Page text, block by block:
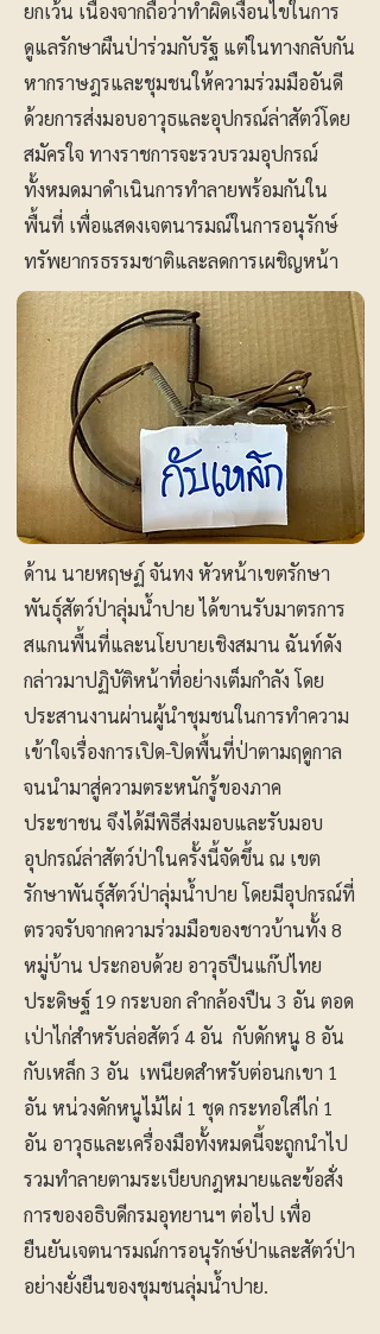
ยกเว้น เนื่องจากถือว่าทำผิดเงื่อนไขในการ
ดูแลรักษาผืนป่าร่วมกับรัฐ แต่ในทางกลับกัน
หากราษฎรและชุมชนให้ความร่วมมืออันดี
ด้วยการส่งมอบอาวุธและอุปกรณ์ล่าสัตว์โดย
สมัครใจ ทางราชการจะรวบรวมอุปกรณ์
ทั้งหมดมาดำเนินการทำลายพร้อมกันใน
พื้นที่ เพื่อแสดงเจตนารมณ์ในการอนุรักษ์
ทรัพยากรธรรมชาติและลดการเผชิญหน้า
ด้าน นายหฤษฏ์ จันทง หัวหน้าเขตรักษา
พันธุ์สัตว์ป่าลุ่มน้ำปาย ได้ขานรับมาตรการ
สแกนพื้นที่และนโยบายเชิงสมาน ฉันท์ดัง
กล่าวมาปฏิบัติหน้าที่อย่างเต็มกำลัง โดย
ประสานงานผ่านผู้นำชุมชนในการทำความ
เข้าใจเรื่องการเปิด-ปิดพื้นที่ป่าตามฤดูกาล
จนนำมาสู่ความตระหนักรู้ของภาค
ประชาชน จึงได้มีพิธีส่งมอบและรับมอบ
อุปกรณ์ล่าสัตว์ป่าในครั้งนี้จัดขึ้น ณ เขต
รักษาพันธุ์สัตว์ป่าลุ่มน้ำปาย โดยมีอุปกรณ์ที่
ตรวจรับจากความร่วมมือของชาวบ้านทั้ง 8
หมู่บ้าน ประกอบด้วย อาวุธปืนแก๊ปไทย
ประดิษฐ์ 19 กระบอก ลำกล้องปืน 3 อัน ตอด
เป่าไก่สำหรับล่อสัตว์ 4 อัน กับดักหนู 8 อัน
กับเหล็ก 3 อัน เพนียดสำหรับต่อนกเขา 1
อัน หน่วงดักหนูไม้ไผ่ 1 ชุด กระทอใส่ไก่ 1
อัน อาวุธและเครื่องมือทั้งหมดนี้จะถูกนำไป
รวมทำลายตามระเบียบกฎหมายและข้อสั่ง
การของอธิบดีกรมอุทยานฯ ต่อไป เพื่อ
ยืนยันเจตนารมณ์การอนุรักษ์ป่าและสัตว์ป่า
อย่างยั่งยืนของชุมชนลุ่มน้ำปาย.